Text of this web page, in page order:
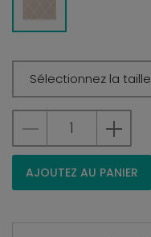
Sélectionnez la taille
AJOUTEZ AU PANIER